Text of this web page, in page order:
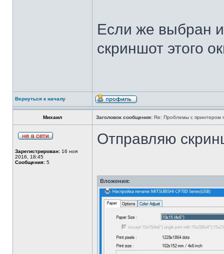
Если же выбран
скриншот этого
Вернуться к началу
Михаил Заголовок сообщения: Re: Проблемы с принтером
Зарегистрирован: 16 ноя
2016, 18:45
Сообщения: 5
Отправляю
Вложения: